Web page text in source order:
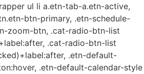
ul li a.etn-tab-a.etn-active,
btn-primary, .etn-schedule-
zoom-btn, .cat-radio-btn-list
.cat-radio-btn-list
.etn-default-
.etn-default-calendar-style